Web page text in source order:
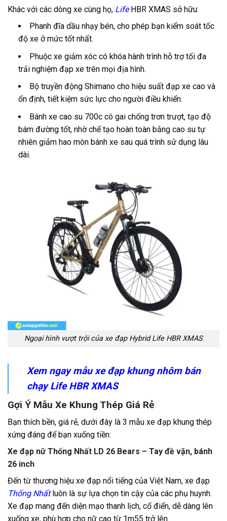
Khác với các dòng xe cùng họ, LifeHBR XMAS sở hữu:
Phanh đĩa dầu nhạy bén, cho phép bạn kiểm soát tốc
độ xe ở mức tốt nhất.
Phuộc xe giảm xóc có khóa hành trình hỗ trợ tối đa
trải nghiệm đạp xe trên mọi địa hình.
Bộ truyền động Shimano cho hiệu suất đạp xe cao và
ổn định, tiết kiệm sức lực cho người điều khiển.
Bánh xe cao su 700c có gai chống trơn trượt, tạo độ
bám đường tốt, nhờ chế tạo hoàn toàn bằng cao su tự
nhiên giảm hao mòn bánh xe sau quá trình sử dụng lâu
dài.
Ngoại hình vượt trội của xe đạp Hybrid Life HBR XMAS
Xem ngay mẫu xe đạp khung nhôm bán
chạyLife HBR XMAS
Gợi Ý Mẫu Xe Khung Thép Giá Rẻ
Bạn thích bền, giá rẻ, dưới đây là 3 mẫu xe đạp khung thép
xứng đáng để bạn xuống tiền:
Xe đạp nữ Thống Nhất LD 26 Bears – Tay đề vặn, bánh
26 inch
Đến từ thương hiệu xe đạp nổi tiếng của Việt Nam, xe đạp
Thống Nhấtluôn là sự lựa chọn tin cậy của các phụ huynh.
Xe đạp mang đến diện mạo thanh lịch, cổ điển, dễ dàng lên
xuống xe, phù hợp cho nữ cao từ 1m55 trở lên.